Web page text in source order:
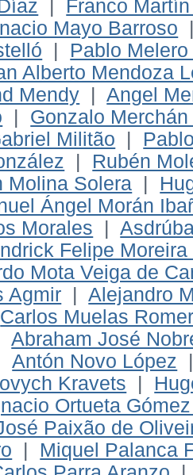
Franco
Mayo Barroso
Pablo
Alberto Mendoza
Mendy |Angel
Gonzalo
Militão
Rubén
Molina Solera
Ángel Morán
Morales |
Felipe
Mota Veiga de
Agmir |Alejandro
Carlos Muelas
Abraham José
Antón Novo López
Kravets
Ortueta
Paixão de
Miquel Palanca